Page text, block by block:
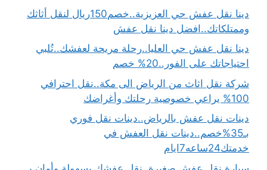
دينا نقل عفش حي العزيزية..خصم150ريال لنقل أثاثك
وممتلكاتك..افضل دينا نقل عفش
دينا نقل عفش حي العليا..رحلة مريحة لعفشك..تُلبي
احتياجاتك على الفور..20% خصم
شركة نقل اثاث من الرياض الى مكة..نقل احترافي
100% يراعي خصوصية رحلتك وأغراضك
دينات نقل عفش بالرياض..دينات نقل فوري
بـ35%خصم..دينات نقل العفش في
خدمتك24ساعه7ايام